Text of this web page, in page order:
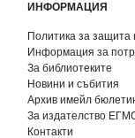
ИНФОРМАЦИЯ
Политика за защита
Информация за
За библиотеките
Новини и събития
Архив имейл
За издателство
Контакти